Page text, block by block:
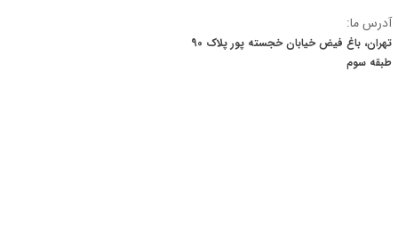
آدرس ما:
تهران، باغ فیض خیابان خجسته پور پلاک 90
​​​​​​​طبقه سوم